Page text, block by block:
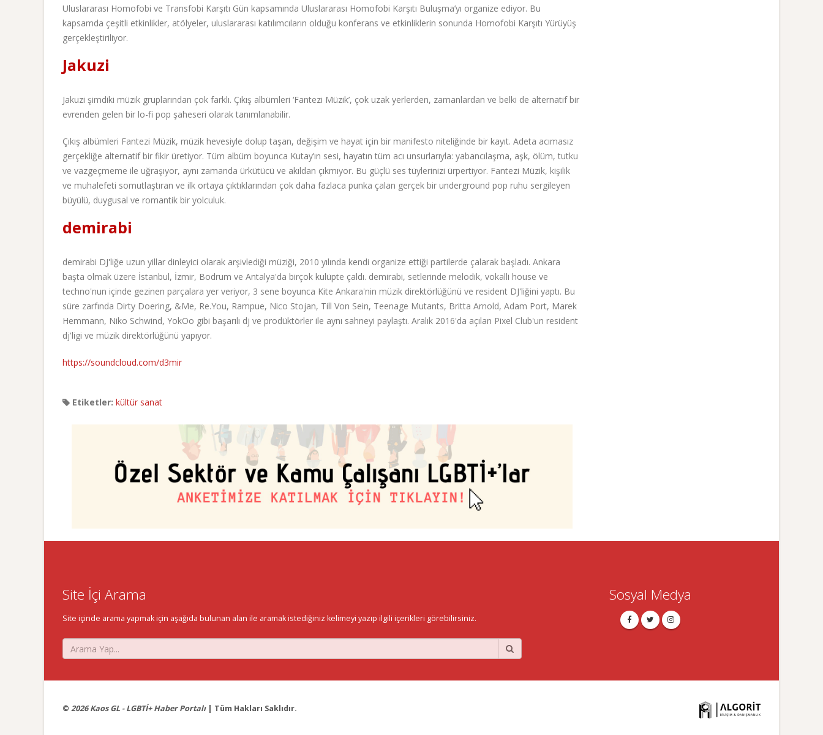
Uluslararası Homofobi ve Transfobi Karşıtı Gün kapsamında Uluslararası Homofobi Karşıtı Buluşma’yı organize ediyor. Bu
kapsamda çeşitli etkinlikler, atölyeler, uluslararası katılımcıların olduğu konferans ve etkinliklerin sonunda Homofobi Karşıtı Yürüyüş
gerçekleştiriliyor.
Jakuzi
Jakuzi şimdiki müzik gruplarından çok farklı. Çıkış albümleri ‘Fantezi Müzik’, çok uzak yerlerden, zamanlardan ve belki de alternatif bir
evrenden gelen bir lo-fi pop şaheseri olarak tanımlanabilir.
Çıkış albümleri Fantezi Müzik, müzik hevesiyle dolup taşan, değişim ve hayat için bir manifesto niteliğinde bir kayıt. Adeta acımasız
gerçekliğe alternatif bir fikir üretiyor. Tüm albüm boyunca Kutay’ın sesi, hayatın tüm acı unsurlarıyla: yabancılaşma, aşk, ölüm, tutku
ve vazgeçmeme ile uğraşıyor, aynı zamanda ürkütücü ve akıldan çıkmıyor. Bu güçlü ses tüylerinizi ürpertiyor. Fantezi Müzik, kişilik
ve muhalefeti somutlaştıran ve ilk ortaya çıktıklarından çok daha fazlaca punka çalan gerçek bir underground pop ruhu sergileyen
büyülü, duygusal ve romantik bir yolculuk.
demirabi
demirabi DJ'liğe uzun yillar dinleyici olarak arşivlediği müziği, 2010 yılında kendi organize ettiği partilerde çalarak başladı. Ankara
başta olmak üzere İstanbul, İzmir, Bodrum ve Antalya'da birçok kulüpte çaldı. demirabi, setlerinde melodik, vokalli house ve
techno'nun içinde gezinen parçalara yer veriyor, 3 sene boyunca Kite Ankara'nin müzik direktörlüğünü ve resident DJ'liğini yaptı. Bu
süre zarfında Dirty Doering, &Me, Re.You, Rampue, Nico Stojan, Till Von Sein, Teenage Mutants, Britta Arnold, Adam Port, Marek
Hemmann, Niko Schwind, YokOo gibi başarılı dj ve prodüktörler ile aynı sahneyi paylaştı. Aralık 2016'da açılan Pixel Club'un resident
dj'ligi ve müzik direktörlüğünü yapıyor.
https://soundcloud.com/d3mir
Etiketler: kültür sanat
Site İçi Arama
Site içinde arama yapmak için aşağıda bulunan alan ile aramak istediğiniz kelimeyi yazıp ilgili içerikleri görebilirsiniz.
Sosyal Medya
© 2026 Kaos GL - LGBTİ+ Haber Portalı| Tüm Hakları Saklıdır.